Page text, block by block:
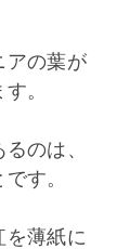
アの葉が
。
のは、
す。
を薄紙に